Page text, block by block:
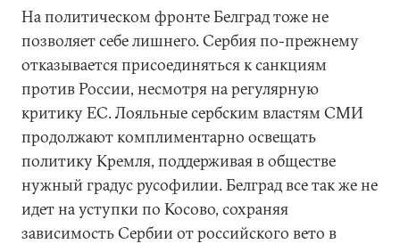
На политическом фронте Белград тоже не
позволяет себе лишнего. Сербия по-прежнему
отказывается присоединяться к санкциям
против России, несмотря на регулярную
критику ЕС. Лояльные сербским властям СМИ
продолжают комплиментарно освещать
политику Кремля, поддерживая в обществе
нужный градус русофилии. Белград все так же не
идет на уступки по Косово, сохраняя
зависимость Сербии от российского вето в